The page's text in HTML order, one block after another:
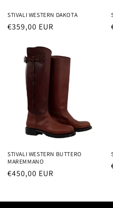
STIVALI WESTERN DAKOTA
Prezzo
listino
€359,00 EUR
STIVALI WESTERN BUTTERO
MAREMMANO
Prezzo
€450,00 EUR